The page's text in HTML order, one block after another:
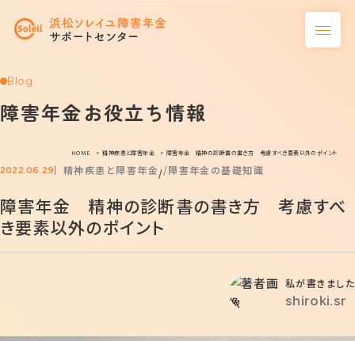
Blog
障害年金お役立ち情報
HOME 精神疾患と障害年金 障害年金 精神の診断書の書き方 考慮すべき要素以外のポイント
2022.06.29 精神疾患と障害年金/ 障害年金の基礎知識
障害年金 精神の診断書の書き方 考慮すべ
き要素以外のポイント
私が書きました
shiroki.sr